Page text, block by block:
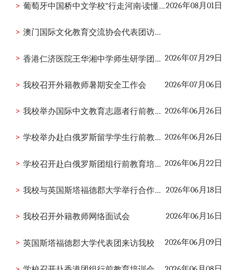
> 葡萄牙中国桥中文学校“行走河南·读懂中国”研学营访问我校2026年08月01日
> 澳门国际文化教育交流协会代表团访问我校
2026年07月29日
> 香港仁济医院王华湘中学师生研学团访问我校
2026年07月06日
> 我校召开外籍教师暑期安全工作会
2026年06月26日
> 我校举办国际中文教育志愿者行前教育培训会
2026年06月26日
> 学校举办赴白俄罗斯留学学生行前教育培训会
2026年06月22日
> 学校召开赴白俄罗斯团组行前教育培训会
2026年06月18日
> 我校与英国斯塔福德郡大学举行合作办学专业教育教学研讨会
2026年06月16日
> 我校召开外籍教师网络面试会
2026年06月09日
> 英国斯塔福德郡大学代表团来访我校